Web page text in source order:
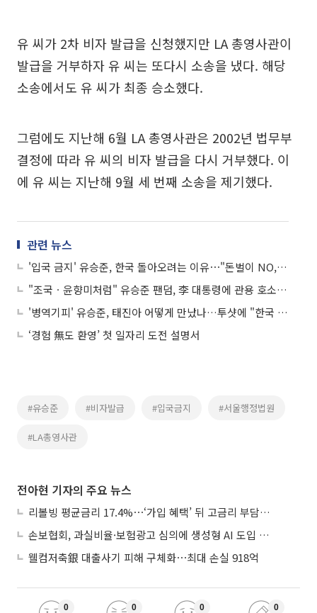
유 씨가 2차 비자 발급을 신청했지만 LA 총영사관이
발급을 거부하자 유 씨는 또다시 소송을 냈다. 해당
소송에서도 유 씨가 최종 승소했다.
그럼에도 지난해 6월 LA 총영사관은 2002년 법무부
결정에 따라 유 씨의 비자 발급을 다시 거부했다. 이
에 유 씨는 지난해 9월 세 번째 소송을 제기했다.
관련 뉴스
'입국 금지' 유승준, 한국 돌아오려는 이유⋯"돈벌이 NO, 명예회복 위한 것"
"조국ㆍ윤향미처럼" 유승준 팬덤, 李 대통령에 관용 호소한 이유⋯"입국 제한 풀어달라"
'병역기피' 유승준, 태진아 어떻게 만났나…투샷에 "한국 오셨냐" 질문 쇄도
‘경험 無도 환영’ 첫 일자리 도전 설명서
#유승준 #비자발급 #입국금지 #서울행정법원
#LA총영사관
전아현 기자의 주요 뉴스
리볼빙 평균금리 17.4%⋯‘가입 혜택’ 뒤 고금리 부담 주의
손보협회, 과실비율·보험광고 심의에 생성형 AI 도입 추진
웰컴저축銀 대출사기 피해 구체화⋯최대 손실 918억
0 0 0 0